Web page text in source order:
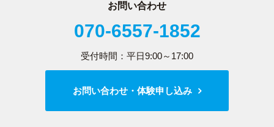
お問い合わせ
070-6557-1852
受付時間：平日9:00～17:00
お問い合わせ・体験申し込み